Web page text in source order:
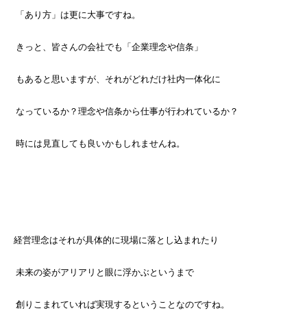
「あり方」は更に大事ですね。
きっと、皆さんの会社でも「企業理念や信条」
もあると思いますが、それがどれだけ社内一体化に
なっているか？理念や信条から仕事が行われているか？
時には見直しても良いかもしれませんね。
経営理念はそれが具体的に現場に落とし込まれたり
未来の姿がアリアリと眼に浮かぶというまで
創りこまれていれば実現するということなのですね。